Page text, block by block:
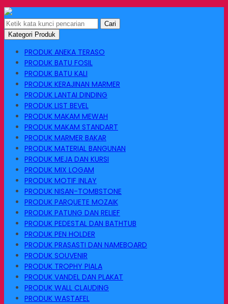
Cari
Kategori Produk
PRODUK ANEKA TERASO
PRODUK BATU FOSIL
PRODUK BATU KALI
PRODUK KERAJINAN MARMER
PRODUK LANTAI DINDING
PRODUK LIST BEVEL
PRODUK MAKAM MEWAH
PRODUK MAKAM STANDART
PRODUK MARMER BAKAR
PRODUK MATERIAL BANGUNAN
PRODUK MEJA DAN KURSI
PRODUK MIX LOGAM
PRODUK MOTIF INLAY
PRODUK NISAN-TOMBSTONE
PRODUK PARQUETE MOZAIK
PRODUK PATUNG DAN RELIEF
PRODUK PEDESTAL DAN BATHTUB
PRODUK PEN HOLDER
PRODUK PRASASTI DAN NAMEBOARD
PRODUK SOUVENIR
PRODUK TROPHY PIALA
PRODUK VANDEL DAN PLAKAT
PRODUK WALL CLAUDING
PRODUK WASTAFEL